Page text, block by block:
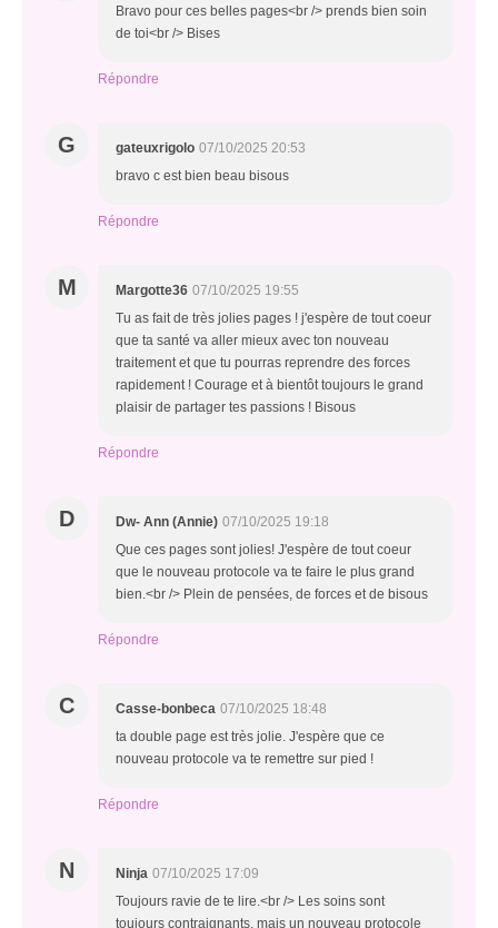
Bravo pour ces belles pages<br /> prends bien soin
de toi<br /> Bises
Répondre
G gateuxrigolo 07/10/2025 20:53
bravo c est bien beau bisous
Répondre
M Margotte36 07/10/2025 19:55
Tu as fait de très jolies pages ! j'espère de tout coeur
que ta santé va aller mieux avec ton nouveau
traitement et que tu pourras reprendre des forces
rapidement ! Courage et à bientôt toujours le grand
plaisir de partager tes passions ! Bisous
Répondre
D Dw- Ann (Annie) 07/10/2025 19:18
Que ces pages sont jolies! J'espère de tout coeur
que le nouveau protocole va te faire le plus grand
bien.<br /> Plein de pensées, de forces et de bisous
Répondre
C Casse-bonbeca 07/10/2025 18:48
ta double page est très jolie. J'espère que ce
nouveau protocole va te remettre sur pied !
Répondre
N Ninja 07/10/2025 17:09
Toujours ravie de te lire.<br /> Les soins sont
toujours contraignants, mais un nouveau protocole